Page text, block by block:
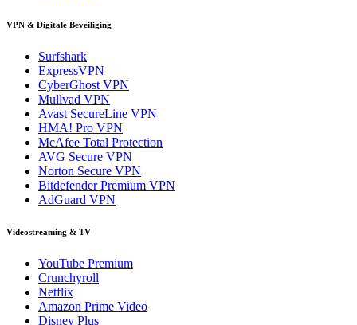
VPN & Digitale Beveiliging
Surfshark
ExpressVPN
CyberGhost VPN
Mullvad VPN
Avast SecureLine VPN
HMA! Pro VPN
McAfee Total Protection
AVG Secure VPN
Norton Secure VPN
Bitdefender Premium VPN
AdGuard VPN
Videostreaming & TV
YouTube Premium
Crunchyroll
Netflix
Amazon Prime Video
Disney Plus